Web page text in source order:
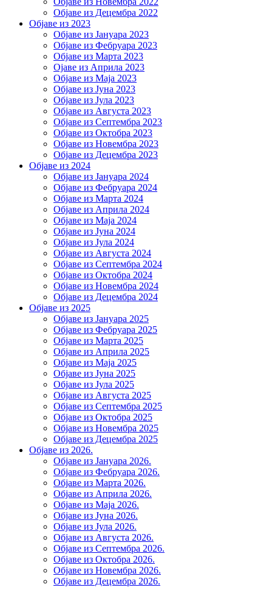
Објаве из Децембра 2022
Објаве из 2023
Објаве из Јануара 2023
Објаве из Фебруара 2023
Објаве из Марта 2023
Ојаве из Априла 2023
Објаве из Маја 2023
Објаве из Јуна 2023
Објаве из Јула 2023
Објаве из Августа 2023
Објаве из Септембра 2023
Објаве из Октобра 2023
Објаве из Новембра 2023
Објаве из Децембра 2023
Објаве из 2024
Објаве из Јануара 2024
Објаве из Фебруара 2024
Објаве из Марта 2024
Објаве из Априла 2024
Објаве из Маја 2024
Објаве из Јуна 2024
Објаве из Јула 2024
Објаве из Августа 2024
Објаве из Септембра 2024
Објаве из Октобра 2024
Објаве из Новембра 2024
Објаве из Децембра 2024
Објаве из 2025
Објаве из Јануара 2025
Објаве из Фебруара 2025
Објаве из Марта 2025
Објаве из Априла 2025
Објаве из Маја 2025
Објаве из Јуна 2025
Објаве из Јула 2025
Објаве из Августа 2025
Објаве из Септембра 2025
Објаве из Октобра 2025
Објаве из Новембра 2025
Објаве из Децембра 2025
Објаве из 2026.
Објаве из Јануара 2026.
Објаве из Фебруара 2026.
Објаве из Марта 2026.
Објаве из Априла 2026.
Објаве из Маја 2026.
Објаве из Јуна 2026.
Објаве из Јула 2026.
Објаве из Августа 2026.
Објаве из Септембра 2026.
Објаве из Октобра 2026.
Објаве из Новембра 2026.
Објаве из Децембра 2026.